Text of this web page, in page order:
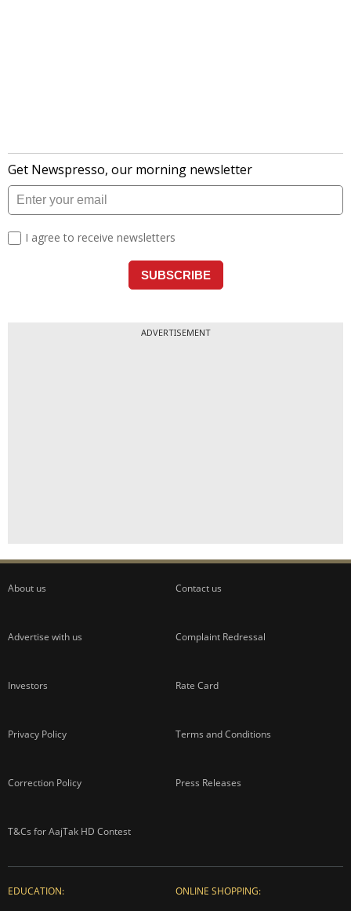
ADVERTISEMENT
About us Contact us
Advertise with us Complaint Redressal
Investors Rate Card
Privacy Policy Terms and Conditions
Correction Policy Press Releases
T&Cs for AajTak HD Contest
EDUCATION: ONLINE SHOPPING: